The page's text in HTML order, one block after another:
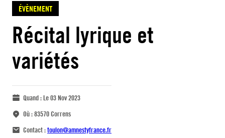
ÉVÈNEMENT
Récital lyrique et
variétés
Quand :Le 03 Nov 2023
Où :83570 Correns
Contact :toulon@amnestyfrance.fr